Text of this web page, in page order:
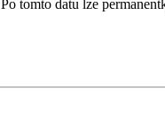
Po tomto datu lze